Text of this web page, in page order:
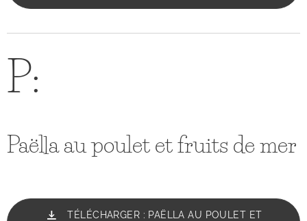
P:
Paëlla au poulet et fruits de mer
TÉLÉCHARGER : PAËLLA AU POULET ET